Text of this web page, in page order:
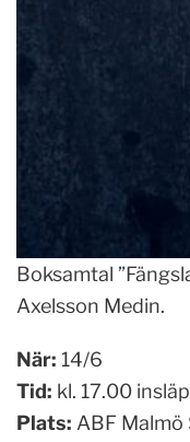
Boksamtal
Axelsson Medin.
När: 14/6
Tid: kl. 17.00
Plats: ABF Malmö